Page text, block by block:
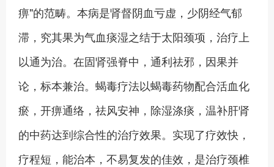
痹"的范畴。本病是肾督阴血亏虚，少阴经气郁
滞，究其果为气血痰湿之结于太阳颈项，治疗上
以通为治。在固肾强脊中，通利祛邪，因果并
论，标本兼治。蝎毒疗法以蝎毒药物配合活血化
瘀，开痹通络，祛风安神，除湿涤痰，温补肝肾
的中药达到综合性的治疗效果。实现了疗效快，
疗程短，能治本，不易复发的佳效，是治疗颈椎